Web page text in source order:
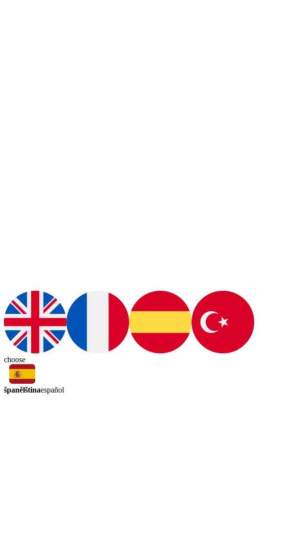
choose
španělštinaespañol